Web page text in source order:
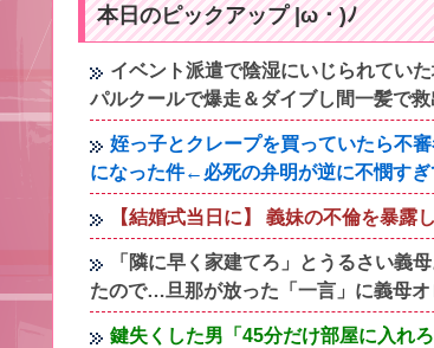
本日のピックアップ |ω・)ﾉ
イベント派遣で陰湿にいじられてい
パルクールで爆走＆ダイブし間一髪で
姪っ子とクレープを買っていたら不
になった件←必死の弁明が逆に不憫すぎ
【結婚式当日に】 義妹の不倫を暴
「隣に早く家建てろ」とうるさい義
たので…旦那が放った「一言」に義母
鍵失くした男「45分だけ部屋に入れ